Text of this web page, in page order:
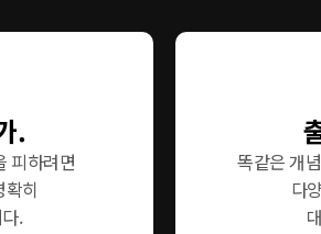
.
피하려면
확히
.
똑같은 개
다